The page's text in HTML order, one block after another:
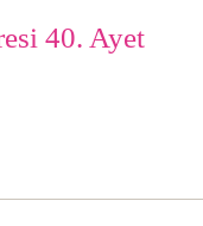
40. Ayet